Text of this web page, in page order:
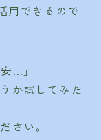
用できるので
…」
か試してみた
さい。